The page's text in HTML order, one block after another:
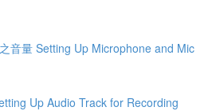
音量 Setting Up Microphone and Mic
Up Audio Track for Recording